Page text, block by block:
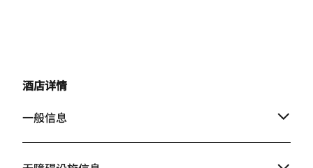
酒店详情
一般信息